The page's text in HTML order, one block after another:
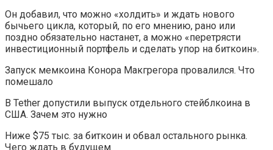
Он добавил, что можно «холдить» и ждать нового
бычьего цикла, который, по его мнению, рано или
поздно обязательно настанет, а можно «перетрясти
инвестиционный портфель и сделать упор на биткоин».
Запуск мемкоина Конора Макгрегора провалился. Что
помешало
В Tether допустили выпуск отдельного стейблкоина в
США. Зачем это нужно
Ниже $75 тыс. за биткоин и обвал остального рынка.
Чего ждать в будущем